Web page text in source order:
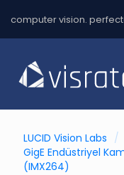
computer vision.
LUCID Vision Labs /
GigE Endüstriyel
(IMX264)